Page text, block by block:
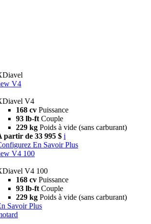
V4
V4
168 cv Puissance
93 lb-ft Couple
229 kg Poids à vide (sans carburant)
partir de 33 995 $ i
En Savoir Plus
V4 100
V4 100
168 cv Puissance
93 lb-ft Couple
229 kg Poids à vide (sans carburant)
Savoir Plus